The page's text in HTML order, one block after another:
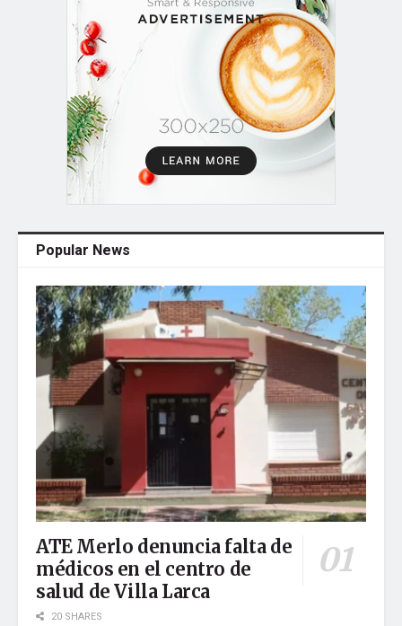
Popular News
ATE Merlo denuncia falta de
médicos en el centro de
salud de Villa Larca
20 SHARES